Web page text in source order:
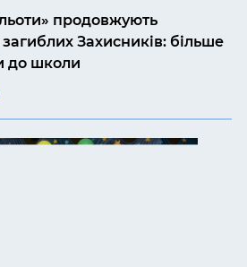
продовжують
Захисників: більше
до школи